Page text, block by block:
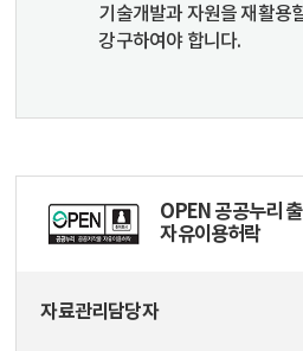
기술개발과 자원을 재활용
강구하여야 합니다.
OPEN 공공누리
자유이용허락
자료관리담당자